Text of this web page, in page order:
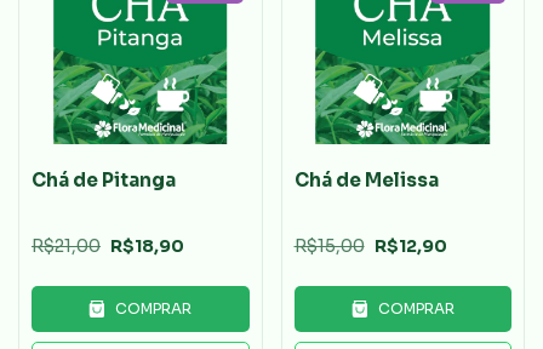
Chá de Pitanga
R$21,00 R$18,90
COMPRAR
Chá de Melissa
R$15,00 R$12,90
COMPRAR